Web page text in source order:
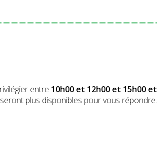
entre 10h00 et 12h00 et 15h00 et
plus disponibles pour vous répondre.